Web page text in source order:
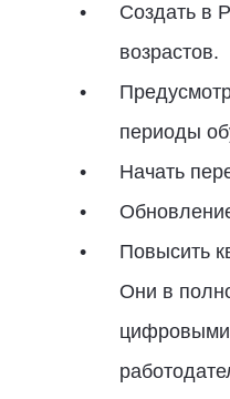
Создать в
возрастов.
периоды
Начать
Повысить
Они в
цифровыми